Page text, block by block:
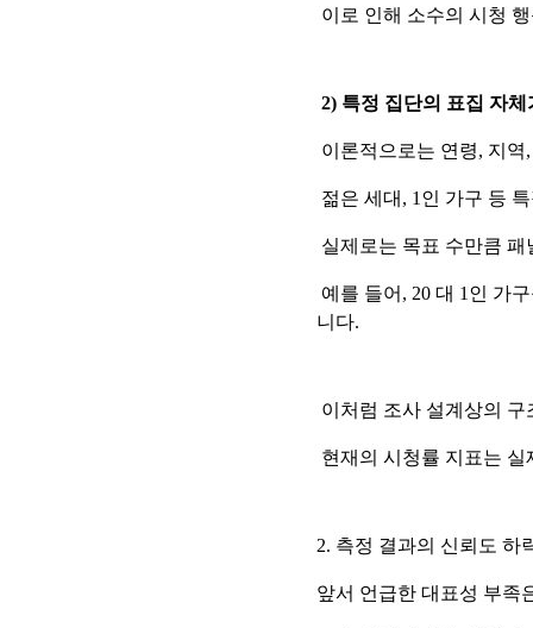
이로 인해 소수의 시청
2) 특정 집단의 표집 자
이론적으로는 연령, 지
젊은 세대, 1인 가구 등
실제로는 목표 수만큼
예를 들어, 20 대 1인 가
니다.
이처럼 조사 설계상의
현재의 시청률 지표는
2. 측정 결과의 신뢰도 하
앞서 언급한 대표성 부족